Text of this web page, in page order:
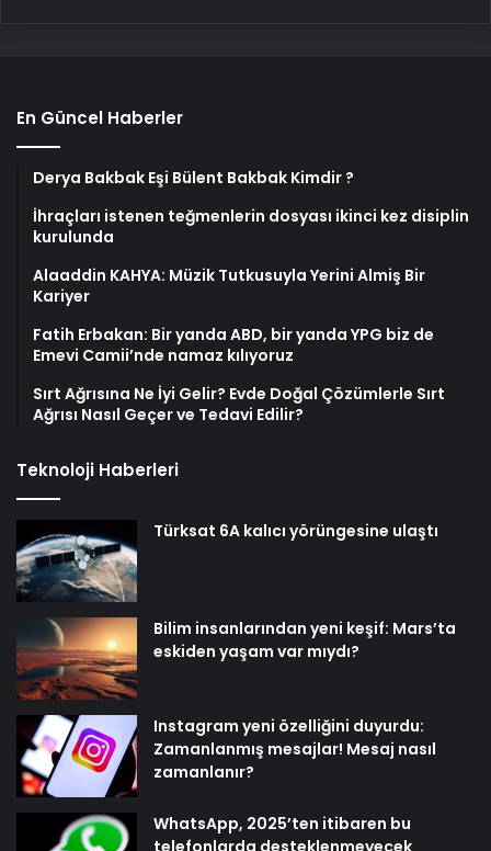
En Güncel Haberler
Derya Bakbak Eşi Bülent Bakbak Kimdir ?
İhraçları istenen teğmenlerin dosyası ikinci kez disiplin
kurulunda
Alaaddin KAHYA: Müzik Tutkusuyla Yerini Almiş Bir
Kariyer
Fatih Erbakan: Bir yanda ABD, bir yanda YPG biz de
Emevi Camii’nde namaz kılıyoruz
Sırt Ağrısına Ne İyi Gelir? Evde Doğal Çözümlerle Sırt
Ağrısı Nasıl Geçer ve Tedavi Edilir?
Teknoloji Haberleri
Türksat 6A kalıcı yörüngesine ulaştı
Bilim insanlarından yeni keşif: Mars’ta
eskiden yaşam var mıydı?
Instagram yeni özelliğini duyurdu:
Zamanlanmış mesajlar! Mesaj nasıl
zamanlanır?
WhatsApp, 2025’ten itibaren bu